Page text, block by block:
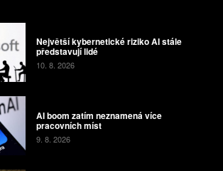
Největší kybernetické riziko AI stále
představují lidé
10. 8. 2026
AI boom zatím neznamená více
pracovních míst
9. 8. 2026